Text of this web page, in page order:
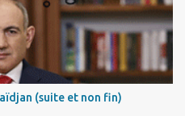
ce qui précède la chute de
par ce qu'il nomme «
qu'ils l'ont précédés ne
traitant de tous les noms, avant
les politiciens ne lui suffisent
arménienne, les...
(suite et non fin)